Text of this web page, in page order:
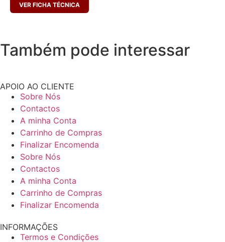
VER FICHA TÉCNICA
Também pode interessar
APOIO AO CLIENTE
Sobre Nós
Contactos
A minha Conta
Carrinho de Compras
Finalizar Encomenda
Sobre Nós
Contactos
A minha Conta
Carrinho de Compras
Finalizar Encomenda
INFORMAÇÕES
Termos e Condições